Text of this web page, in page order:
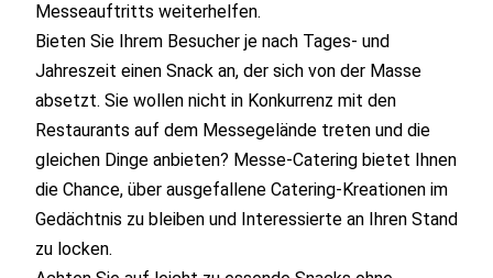
Messeauftritts weiterhelfen.
Bieten Sie Ihrem Besucher je nach Tages- und
Jahreszeit einen Snack an, der sich von der Masse
absetzt. Sie wollen nicht in Konkurrenz mit den
Restaurants auf dem Messegelände treten und die
gleichen Dinge anbieten? Messe-Catering bietet Ihnen
die Chance, über ausgefallene Catering-Kreationen im
Gedächtnis zu bleiben und Interessierte an Ihren Stand
zu locken.